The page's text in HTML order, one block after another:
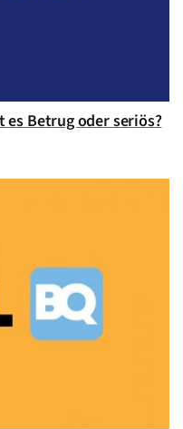
Betrug oder seriös?